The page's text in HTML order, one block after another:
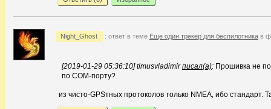
Night_Ghost : ответ в теме Еще один трекер для беспилотника в
[2019-01-29 05:36:10] timusvladimirписал(а): Прошивка не
по COM-порту?
из чисто-GPSтных протоколов только NMEA, ибо стандарт.